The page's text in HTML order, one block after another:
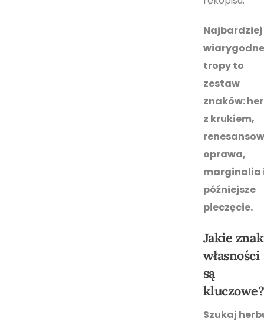
Najbardziej
wiarygodne
tropy to
zestaw
znaków:
z krukiem,
oprawa,
marginalia
późniejsze
pieczęcie.
Jakie
własności
są
kluczowe?
Szukaj